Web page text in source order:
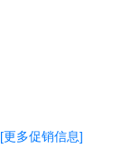
[更多促销信息]